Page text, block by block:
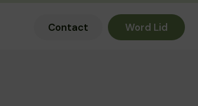
Contact Word Lid